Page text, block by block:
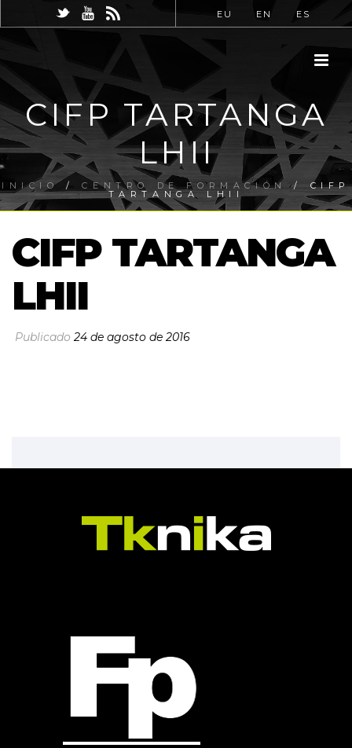
EU EN ES
CIFP TARTANGA
LHII
INICIO/CENTRO DE FORMACIÓN / CIFP
TARTANGA LHII
CIFP TARTANGA
LHII
Publicado24 de agosto de 2016